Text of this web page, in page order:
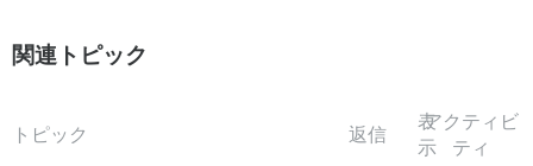
関連トピック
トピック 返信
表
示
アクティビ
ティ